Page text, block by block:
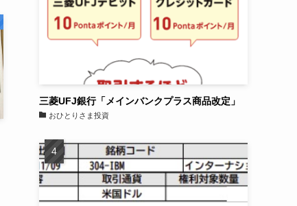
三菱UFJ銀行「メインバンクプラス商品改定」
おひとりさま投資